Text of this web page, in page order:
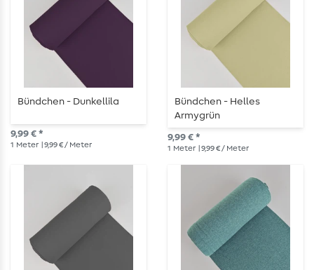
Bündchen - Dunkellila
9,99 € *
1 Meter | 9,99 € / Meter
Bündchen - Helles
Armygrün
9,99 € *
1 Meter | 9,99 € / Meter